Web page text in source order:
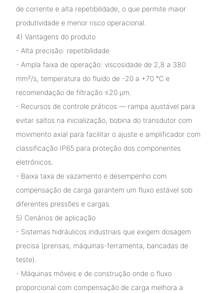
de corrente e alta repetibilidade, o que permite maior
produtividade e menor risco operacional.
4) Vantagens do produto
- Alta precisão: repetibilidade
- Ampla faixa de operação: viscosidade de 2,8 a 380
mm²/s, temperatura do fluido de -20 a +70 °C e
recomendação de filtração ≤20 μm.
- Recursos de controle práticos — rampa ajustável para
evitar saltos na inicialização, bobina do transdutor com
movimento axial para facilitar o ajuste e amplificador com
classificação IP65 para proteção dos componentes
eletrônicos.
- Baixa taxa de vazamento e desempenho com
compensação de carga garantem um fluxo estável sob
diferentes pressões e cargas.
5) Cenários de aplicação
- Sistemas hidráulicos industriais que exigem dosagem
precisa (prensas, máquinas-ferramenta, bancadas de
teste).
- Máquinas móveis e de construção onde o fluxo
proporcional com compensação de carga melhora a